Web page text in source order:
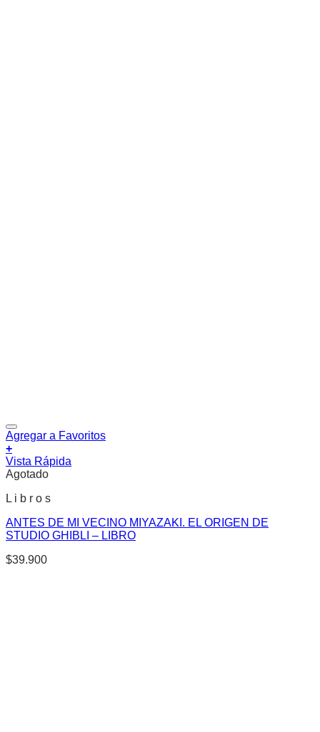
Agregar a Favoritos
+
Vista Rápida
Agotado
L i b r o s
ANTES DE MI VECINO MIYAZAKI. EL ORIGEN DE
STUDIO GHIBLI – LIBRO
$39.900